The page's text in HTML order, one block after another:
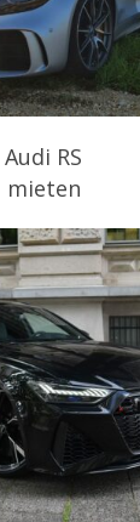
Audi RS
mieten